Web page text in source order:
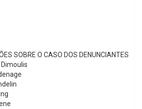
SOBRE O CASO DOS DENUNCIANTES
Dimoulis